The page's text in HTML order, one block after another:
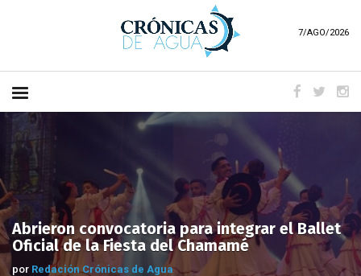
7/AGO/2026
Abrieron convocatoria para integrar el Ballet
Oficial de la Fiesta del Chamamé
por Redación Crónicas de Agua